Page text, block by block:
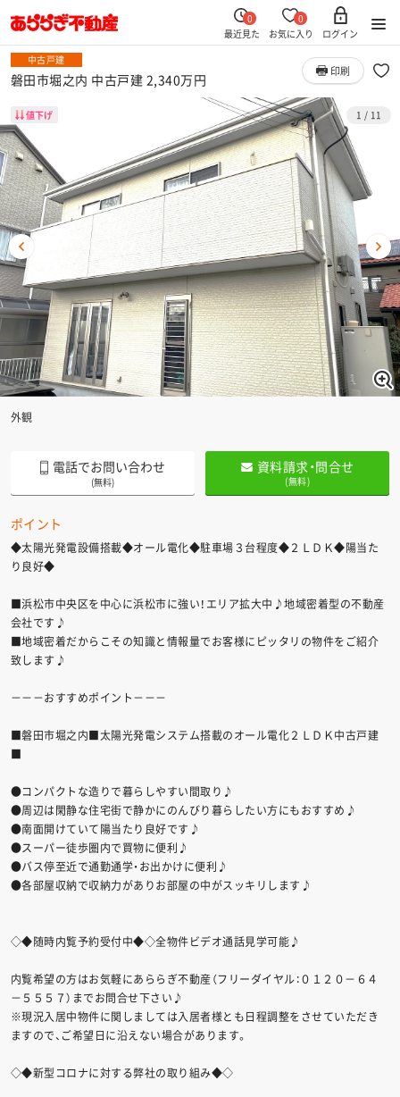
0
最近見た
0
お気に入り
ログイン
中古戸建
磐田市堀之内 中古戸建 2,340万円
値下げ
印刷
外観
1 / 11
電話でお問い合わせ
(無料)
資料請求・問合せ
(無料)
ポイント
◆太陽光発電設備搭載◆オール電化◆駐車場３台程度◆２ＬＤＫ◆陽当た
り良好◆
■浜松市中央区を中心に浜松市に強い！エリア拡大中♪地域密着型の不動産
会社です♪
■地域密着だからこその知識と情報量でお客様にピッタリの物件をご紹介
致します♪
－－－おすすめポイント－－－
■磐田市堀之内■太陽光発電システム搭載のオール電化２ＬＤＫ中古戸建
■
●コンパクトな造りで暮らしやすい間取り♪
●周辺は閑静な住宅街で静かにのんびり暮らしたい方にもおすすめ♪
●南面開けていて陽当たり良好です♪
●スーパー徒歩圏内で買物に便利♪
●バス停至近で通勤通学・お出かけに便利♪
●各部屋収納で収納力がありお部屋の中がスッキリします♪
◇◆随時内覧予約受付中◆◇全物件ビデオ通話見学可能♪
内覧希望の方はお気軽にあららぎ不動産（フリーダイヤル：０１２０－６４
－５５５７）までお問合せ下さい♪
※現況入居中物件に関しましては入居者様とも日程調整をさせていただき
ますので、ご希望日に沿えない場合があります。
◇◆新型コロナに対する弊社の取り組み◆◇